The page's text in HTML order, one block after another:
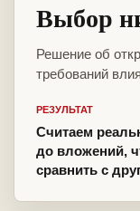
Выбор
Решение об
требований
РЕЗУЛЬТАТ
Считаем
до вложений,
сравнить с